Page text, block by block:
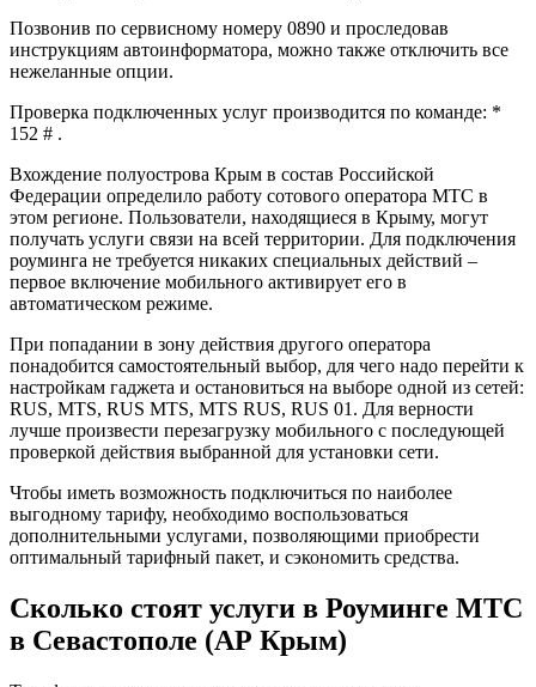
Позвонив по сервисному номеру 0890 и проследовав
инструкциям автоинформатора, можно также отключить все
нежеланные опции.
Проверка подключенных услуг производится по команде: *
152 # .
Вхождение полуострова Крым в состав Российской
Федерации определило работу сотового оператора МТС в
этом регионе. Пользователи, находящиеся в Крыму, могут
получать услуги связи на всей территории. Для подключения
роуминга не требуется никаких специальных действий –
первое включение мобильного активирует его в
автоматическом режиме.
При попадании в зону действия другого оператора
понадобится самостоятельный выбор, для чего надо перейти к
настройкам гаджета и остановиться на выборе одной из сетей:
RUS, MTS, RUS MTS, MTS RUS, RUS 01. Для верности
лучше произвести перезагрузку мобильного с последующей
проверкой действия выбранной для установки сети.
Чтобы иметь возможность подключиться по наиболее
выгодному тарифу, необходимо воспользоваться
дополнительными услугами, позволяющими приобрести
оптимальный тарифный пакет, и сэкономить средства.
Сколько стоят услуги в Роуминге МТС
в Севастополе (АР Крым)